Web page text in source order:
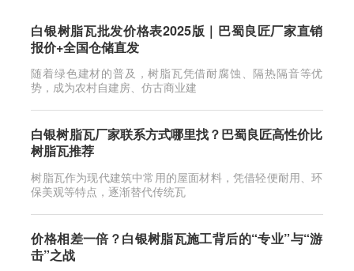
白银树脂瓦批发价格表2025版｜巴蜀良匠厂家直销
报价+全国仓储直发
随着绿色建材的普及，树脂瓦凭借耐腐蚀、隔热隔音等优
势，成为农村自建房、仿古商业建
白银树脂瓦厂家联系方式哪里找？巴蜀良匠高性价比
树脂瓦推荐
树脂瓦作为现代建筑中常用的屋面材料，凭借轻便耐用、环
保美观等特点，逐渐替代传统瓦
价格相差一倍？白银树脂瓦施工背后的“专业”与“游
击”之战